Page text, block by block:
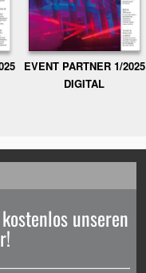
EVENT PARTNER 1/2025
DIGITAL
unseren